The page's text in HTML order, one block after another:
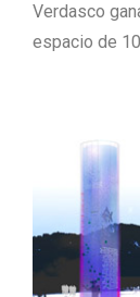
Verdasco
espacio de